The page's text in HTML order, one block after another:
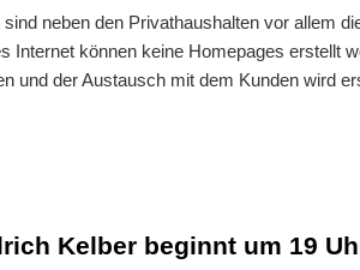
neben den Privathaushalten vor allem
Internet können keine Homepages erstellt
und der Austausch mit dem Kunden wird
Kelber beginnt um 19